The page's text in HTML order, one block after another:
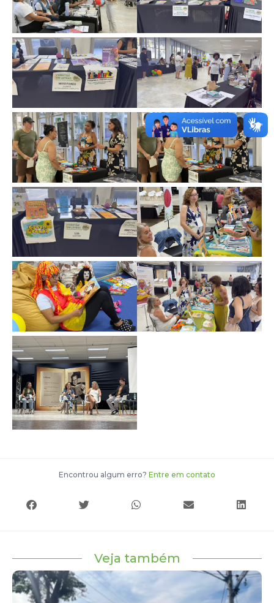
Encontrou algum erro? Entre em contato
Veja também